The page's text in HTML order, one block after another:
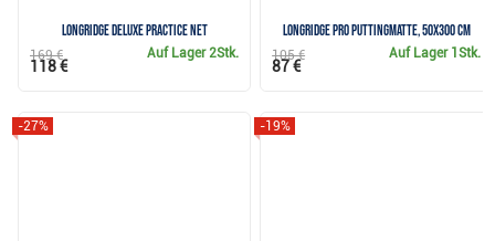
Longridge Deluxe Practice Net
Auf Lager2Stk.
169 €
118 €
Longridge Pro Puttingmatte, 50x300 cm
Auf Lager 1Stk.
105 €
87 €
-27% -19%